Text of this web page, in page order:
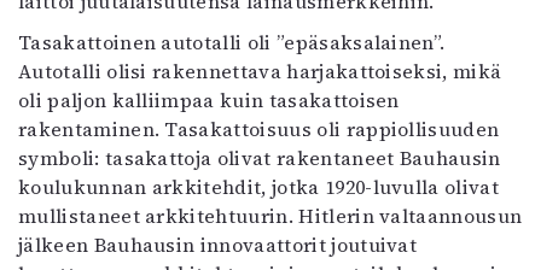
Tasakattoinen autotalli oli ”epäsaksalainen”.
Autotalli olisi rakennettava harjakattoiseksi, mikä
oli paljon kalliimpaa kuin tasakattoisen
rakentaminen. Tasakattoisuus oli rappiollisuuden
symboli: tasakattoja olivat rakentaneet Bauhausin
koulukunnan arkkitehdit, jotka 1920-luvulla olivat
mullistaneet arkkitehtuurin. Hitlerin valtaannousun
jälkeen Bauhausin innovaattorit joutuivat